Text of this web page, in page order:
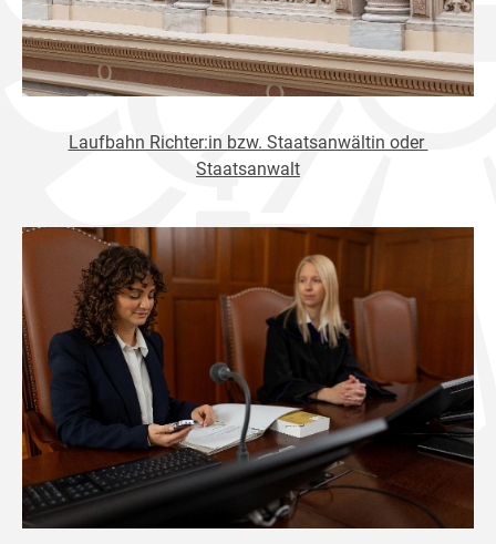
Laufbahn Richter:in bzw. Staatsanwältin oder
Staatsanwalt